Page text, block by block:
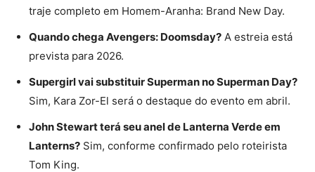
traje completo em Homem-Aranha: Brand New Day.
Quando chega Avengers: Doomsday? A estreia está
prevista para 2026.
Supergirl vai substituir Superman no Superman Day?
Sim, Kara Zor-El será o destaque do evento em abril.
John Stewart terá seu anel de Lanterna Verde em
Lanterns? Sim, conforme confirmado pelo roteirista
Tom King.